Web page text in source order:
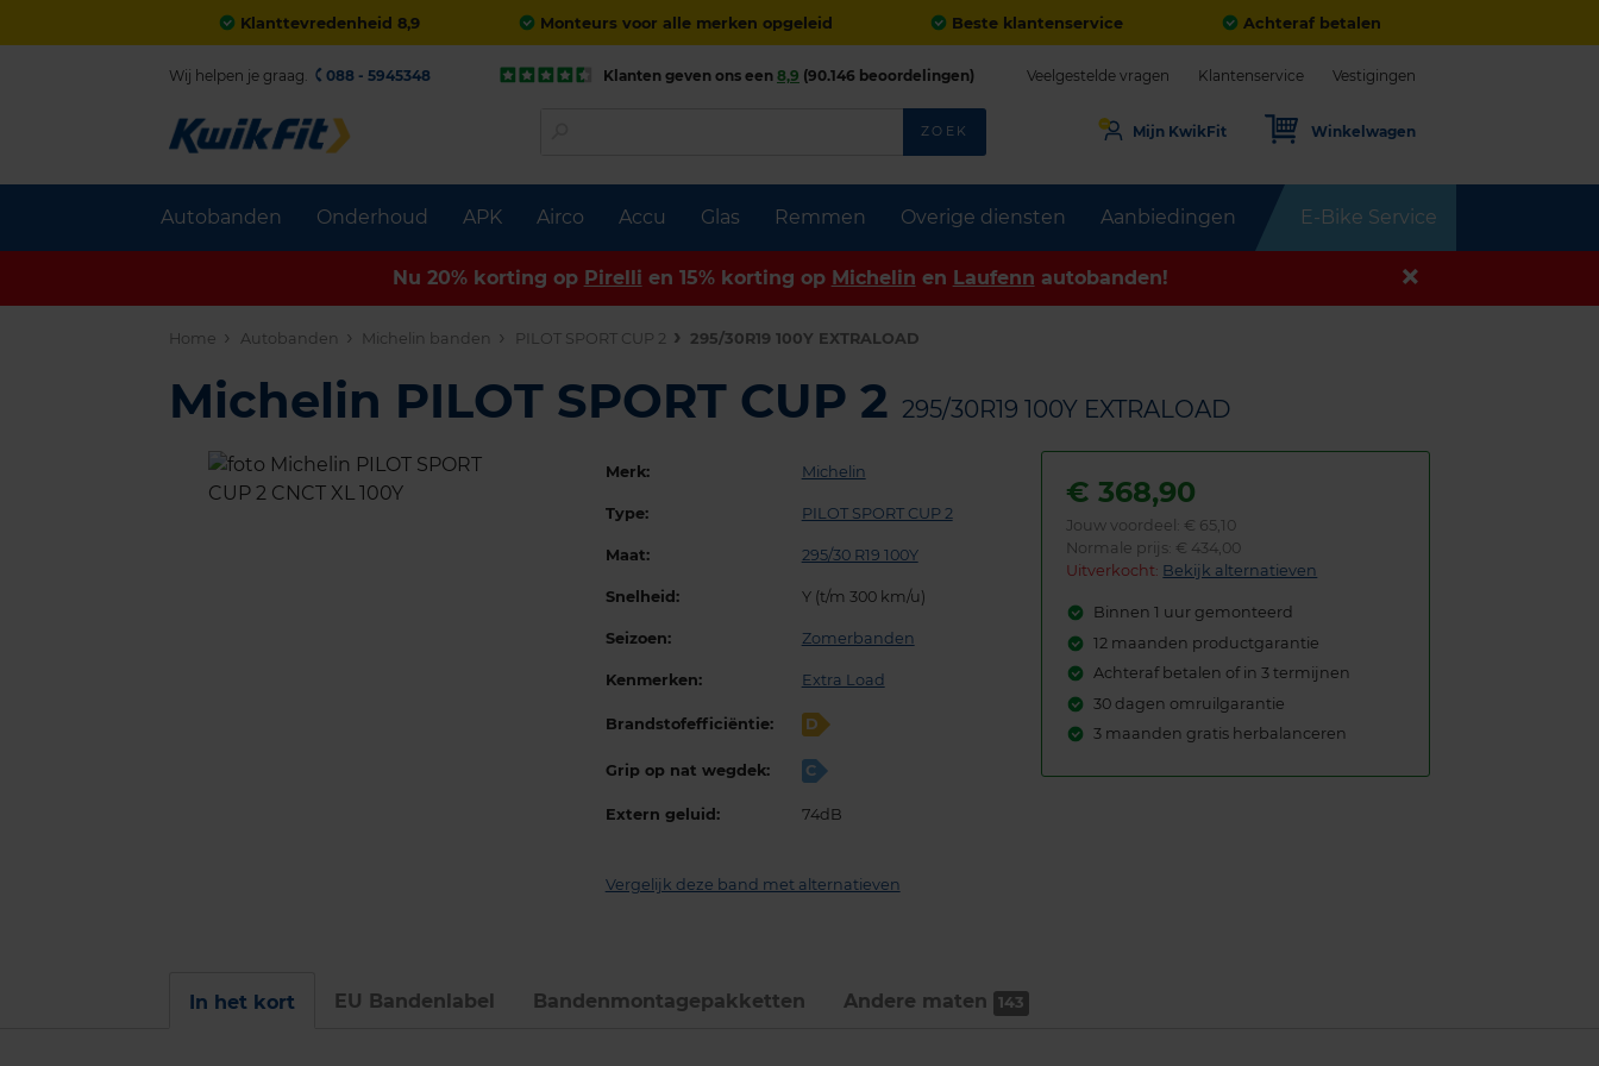
Klanttevredenheid 8,9 Monteurs voor alle merken opgeleid Beste klantenservice Achteraf betalen
Autobanden Onderhoud APK Airco Accu Glas Remmen Overige diensten Aanbiedingen E-Bike Service
Wij helpen je graag. 088 - 5945348 Klanten geven ons een 8,9 (90.146 beoordelingen) Veelgestelde vragen Klantenservice Vestigingen
ZOEK Mijn KwikFit Winkelwagen
Nu 20% korting op Pirelli en 15% korting op Michelin en Laufenn autobanden!
Home Autobanden Michelin banden PILOT SPORT CUP 2 295/30R19 100Y EXTRALOAD
Michelin PILOT SPORT CUP 2 295/30R19 100Y EXTRALOAD
Merk: Michelin
Type: PILOT SPORT CUP 2
Maat: 295/30 R19 100Y
Snelheid: Y (t/m 300 km/u)
Seizoen: Zomerbanden
Kenmerken: Extra Load
Brandstofefficiëntie: D
Grip op nat wegdek: C
Extern geluid: 74dB
Vergelijk deze band met alternatieven
€368,90
Jouw voordeel: € 65,10
Normale prijs: € 434,00
Uitverkocht: Bekijk alternatieven
Binnen 1 uur gemonteerd
12 maanden productgarantie
Achteraf betalen of in 3 termijnen
30 dagen omruilgarantie
3 maanden gratis herbalanceren
In het kort EU Bandenlabel Bandenmontage­pakketten Andere maten 143